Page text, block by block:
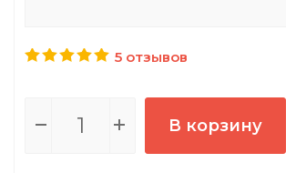
5 отзывов
В корзину